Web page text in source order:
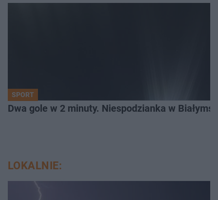
SPORT
Dwa gole w 2 minuty. Niespodzianka w
LOKALNIE: